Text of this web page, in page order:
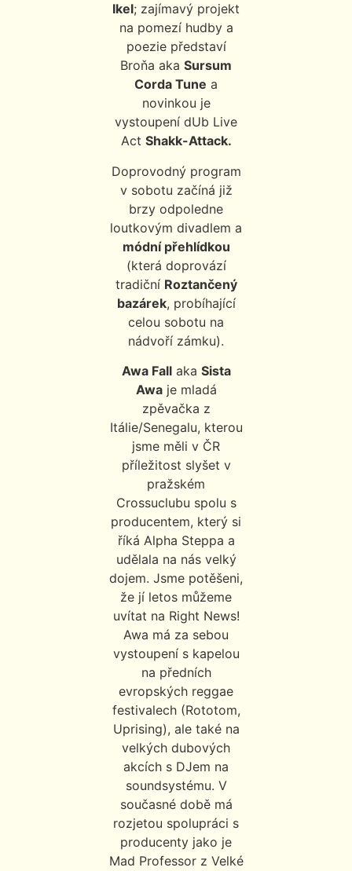
Ikel; zajímavý projekt
na pomezí hudby a
poezie představí
Broňa aka Sursum
Corda Tune a
novinkou je
vystoupení dUb Live
Act Shakk-Attack.
Doprovodný program
v sobotu začíná již
brzy odpoledne
loutkovým divadlem a
módní přehlídkou
(která doprovází
tradiční Roztančený
bazárek, probíhající
celou sobotu na
nádvoří zámku).
Awa Fallaka Sista
Awaje mladá
zpěvačka z
Itálie/Senegalu, kterou
jsme měli v ČR
příležitost slyšet v
pražském
Crossuclubu spolu s
producentem, který si
říká Alpha Steppa a
udělala na nás velký
dojem. Jsme potěšeni,
že jí letos můžeme
uvítat na Right News!
Awa má za sebou
vystoupení s kapelou
na předních
evropských reggae
festivalech (Rototom,
Uprising), ale také na
velkých dubových
akcích s DJem na
soundsystému. V
současné době má
rozjetou spolupráci s
producenty jako je
Mad Professor z Velké